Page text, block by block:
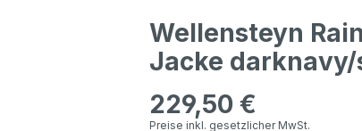
Wellensteyn
Jacke
Regulärer Preis:
229,50 €
Preise inkl. gesetzlicher MwSt.